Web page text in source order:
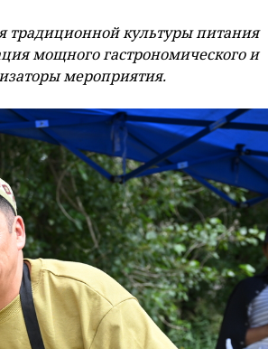
традиционной культуры питания
мощного гастрономического и
мероприятия.